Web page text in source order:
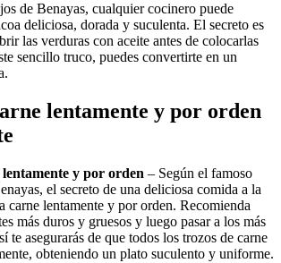
de Benayas, cualquier cocinero puede
deliciosa, dorada y suculenta. El secreto es
las verduras con aceite antes de colocarlas
sencillo truco, puedes convertirte en un
lentamente y por orden
y por orden – Según el famoso
el secreto de una deliciosa comida a la
carne lentamente y por orden. Recomienda
más duros y gruesos y luego pasar a los más
te asegurarás de que todos los trozos de carne
obteniendo un plato suculento y uniforme.